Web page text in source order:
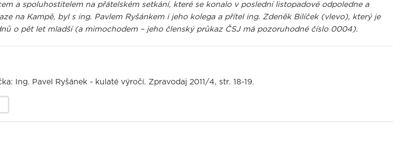
a spoluhostitelem na přátelském setkání, které se konalo v poslední listopadové odpoledne a
na Kampě, byl s ing. Pavlem Ryšánkem i jeho kolega a přítel ing. Zdeněk Bilíček (vlevo), který je
o pět let mladší (a mimochodem – jeho členský průkaz ČSJ má pozoruhodné číslo 0004).
Ing. Pavel Ryšánek - kulaté výročí. Zpravodaj 2011/4, str. 18-19.